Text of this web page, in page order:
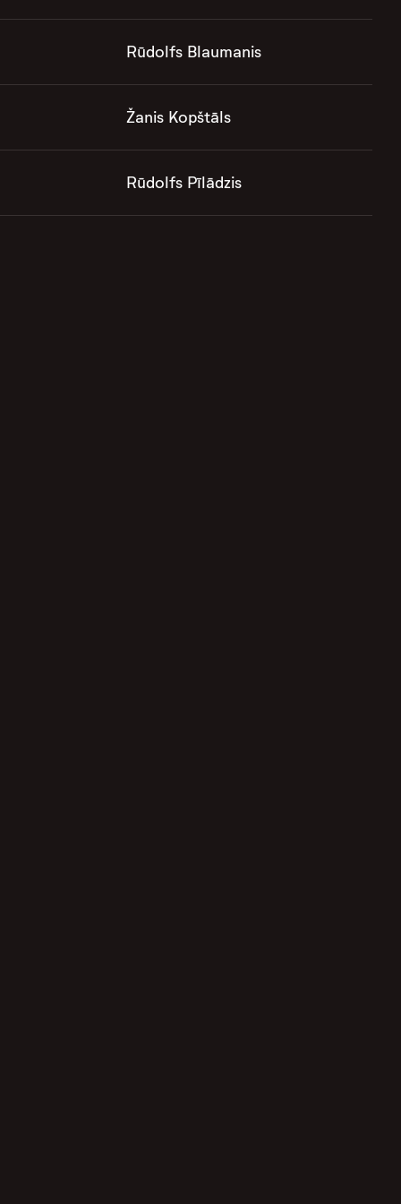
Rūdolfs Blaumanis
Žanis Kopštāls
Rūdolfs Pīlādzis